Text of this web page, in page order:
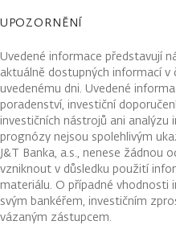
UPOZORNĚNÍ
Uvedené informace představují
aktuálně dostupných informací v
uvedenému dni. Uvedené
poradenství, investiční
investičních nástrojů ani analýzu
prognózy nejsou spolehlivým
J&T Banka, a.s., nenese žádnou
vzniknout v důsledku použití
materiálu. O případné vhodnosti
svým bankéřem, investičním
vázaným zástupcem.